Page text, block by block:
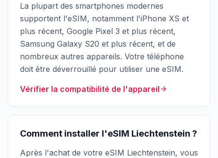
La plupart des smartphones modernes
supportent l'eSIM, notamment l'iPhone XS et
plus récent, Google Pixel 3 et plus récent,
Samsung Galaxy S20 et plus récent, et de
nombreux autres appareils. Votre téléphone
doit être déverrouillé pour utiliser une eSIM.
Vérifier la compatibilité de l'appareil
Comment installer l'eSIM Liechtenstein ?
Après l'achat de votre eSIM Liechtenstein, vous